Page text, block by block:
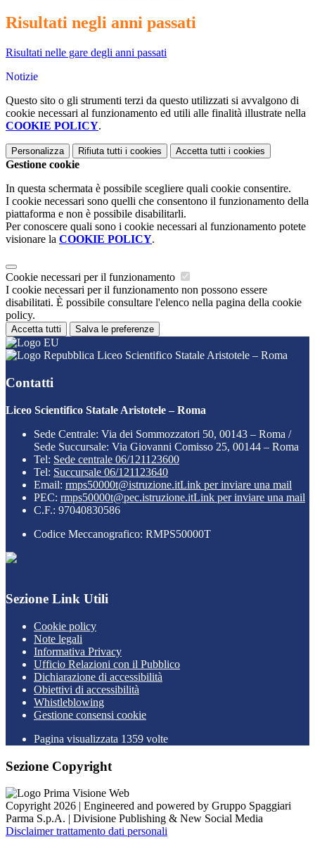
Risultati negli anni passati
Risultati nelle gare degli anni passati
Notizie
Questo sito o gli strumenti terzi da questo utilizzati si avvalgono di
cookie necessari al funzionamento ed utili alle finalità illustrate nella
COOKIE POLICY.
Personalizza Rifiuta tutti i cookies Accetta tutti i cookies
Gestione cookie
In questa schermata è possibile scegliere quali cookie consentire.
I cookie necessari sono quelli che consentono il funzionamento della
piattaforma e non è possibile disabilitarli.
Per conoscere quali sono i cookie necessari al funzionamento potete
visionare la COOKIE POLICY.
Cookie necessari per il funzionamento
I cookie necessari per il funzionamento non possono essere
disabilitati. È possibile consultare l'elenco nella pagina della cookie
policy.
Accetta tutti Salva le preferenze
Liceo Scientifico Statale Aristotele – Roma
Contatti
Liceo Scientifico Statale Aristotele – Roma
Sede Centrale: Via dei Sommozzatori 50, 00143 – Roma /
Sede Succursale: Via Giovanni Comisso 25, 00144 – Roma
Tel: Sede centrale 06/121123600
Tel: Succursale 06/121123640
Email: rmps50000t@istruzione.itLink per inviare una mail
PEC: rmps50000t@pec.istruzione.itLink per inviare una mail
C.F.: 97040830586
Codice Meccanografico: RMPS50000T
Sezione Link Utili
Cookie policy
Note legali
Informativa Privacy
Ufficio Relazioni con il Pubblico
Dichiarazione di accessibilità
Obiettivi di accessibilità
Whistleblowing
Gestione consensi cookie
Pagina visualizzata 1359 volte
Sezione Copyright
Copyright 2026 | Engineered and powered by Gruppo Spaggiari
Parma S.p.A. | Divisione Publishing & New Social Media
Disclaimer trattamento dati personali